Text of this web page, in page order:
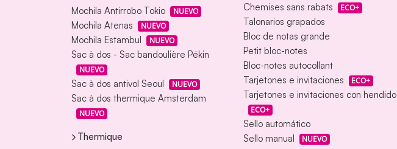
Mochila Antirrobo Tokio
NUEVO
Mochila Atenas NUEVO
Mochila Estambul NUEVO
Sac à dos - Sac bandoulière Pékin
NUEVO
Sac à dos antivol Seoul NUEVO
Sac à dos thermique Amsterdam
NUEVO
Thermique
Chemises sans rabats ECO+
Talonarios grapados
Bloc de notas grande
Petit bloc-notes
Bloc-notes autocollant
Tarjetones e invitaciones
ECO+
Tarjetones e invitaciones con hendido
ECO+
Sello automático
Sello manual
NUEVO